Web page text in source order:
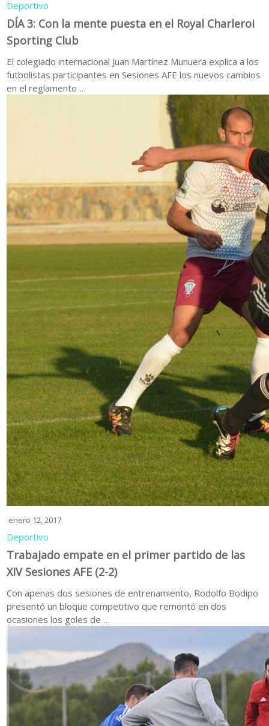
Deportivo
DÍA 3: Con la mente puesta en el Royal Charleroi
Sporting Club
El colegiado internacional Juan Martínez Munuera explica a los
futbolistas participantes en Sesiones AFE los nuevos cambios
en el reglamento …
enero 12, 2017
Deportivo
Trabajado empate en el primer partido de las
XIV Sesiones AFE (2-2)
Con apenas dos sesiones de entrenamiento, Rodolfo Bodipo
presentó un bloque competitivo que remontó en dos
ocasiones los goles de …